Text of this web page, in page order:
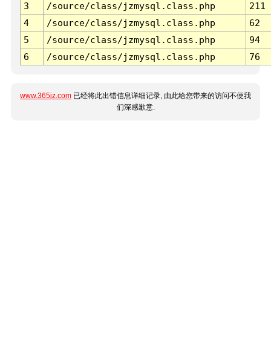
3 /source/class/jzmysql.class.php
211
4
/source/class/jzmysql.class.php
62
5
/source/class/jzmysql.class.php
94
6
/source/class/jzmysql.class.php 76
www.365jz.com 已经将此出错信息详细记录, 由此给您带来的访问不便我
们深感歉意.